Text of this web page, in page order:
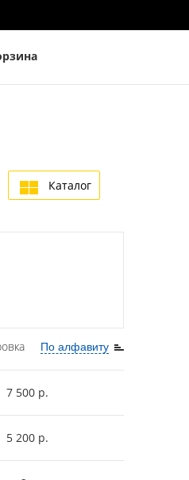
Каталог
По алфавиту
7 500 р.
5 200 р.